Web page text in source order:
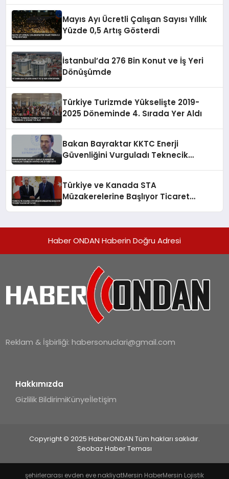
Mayıs Ayı Ücretli Çalışan Sayısı Yıllık
Yüzde 0,5 Artış Gösterdi
İstanbul’da 276 Bin Konut ve İş Yeri
Dönüşümde
Türkiye Turizmde Yükselişte 2019-
2025 Döneminde 4. Sırada Yer Aldı
Bakan Bayraktar KKTC Enerji
Güvenliğini Vurguladı Teknecik
Türkiye ve Kanada STA
Müzakerelerine Başlıyor Ticaret
Haber ONDAN Haberin Doğru Adresi
Reklam & İşbirliği:habersonuclari@gmail.com
Hakkımızda
Gizlilik BildirimiKünyeİletişim
Copyright © 2025 HaberONDAN Tüm hakları saklıdır.
Seobaz Haber Teması
şehirlerarası evden eve nakliyatMersin HaberMersin Lojistik